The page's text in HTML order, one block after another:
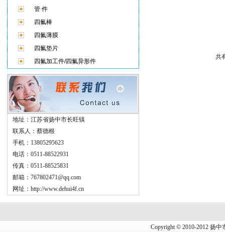
管 件
四氟棒
四氟薄膜
四氟垫片
四氟加工件/四氟异形件
地址：江苏省扬中市长旺镇
联系人：蔡德根
手机：13805295623
电话：0511-88522931
传真：0511-88525831
邮箱：767802471@qq.com
网址：http://www.dehui4f.cn
共
Copyright© 2010-2012 扬